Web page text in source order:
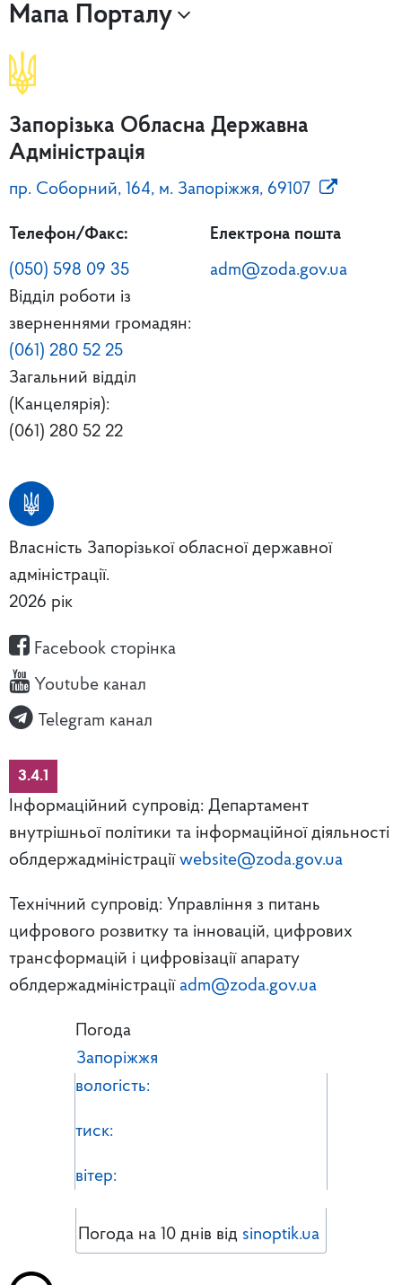
Мапа Порталу
Запорізька Обласна Державна
Адміністрація
пр. Соборний, 164, м. Запоріжжя, 69107
Телефон/Факс:
(050) 598 09 35
Відділ роботи із
зверненнями громадян:
(061) 280 52 25
Загальний відділ
(Канцелярія):
(061) 280 52 22
Електрона пошта
adm@zoda.gov.ua
Власність Запорізької обласної державної
адміністрації.
2026 рік
Facebook сторінка
Youtube канал
Telegram канал
3.4.1
Інформаційний супровід: Департамент
внутрішньої політики та інформаційної діяльності
облдержадміністрації website@zoda.gov.ua
Технічний супровід: Управління з питань
цифрового розвитку та інновацій, цифрових
трансформацій і цифровізації апарату
облдержадміністрації adm@zoda.gov.ua
Погода
Запоріжжя
вологість:
тиск:
вітер:
Погода на 10 днів від sinoptik.ua